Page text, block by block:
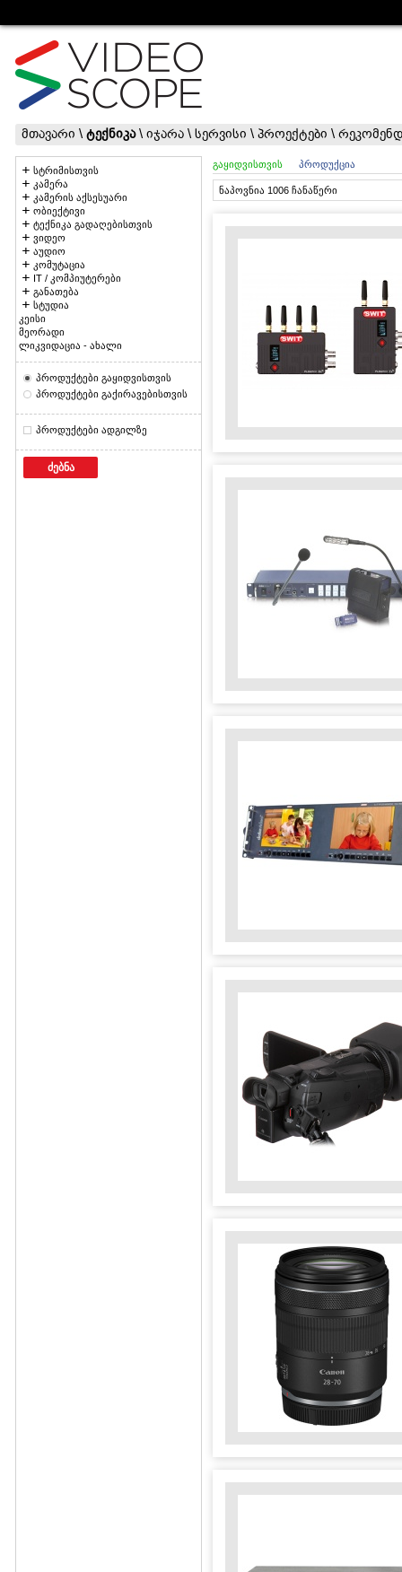
მთავარი \ ტექნიკა\ იჯარა \ სერვისი \ პროექტები \
სტრიმისთვის
კამერა
კამერის აქსესუარი
ობიექტივი
ტექნიკა გადაღებისთვის
ვიდეო
აუდიო
კომუტაცია
IT / კომპიუტერები
განათება
სტუდია
კეისი
მეორადი
ლიკვიდაცია - ახალი
პროდუქტები გაყიდვისთვის
პროდუქტები გაქირავებისთვის
პროდუქტები ადგილზე
ძებნა
გაყიდვისთვის პროდუქცია
ნაპოვნია 1006 ჩანაწერი